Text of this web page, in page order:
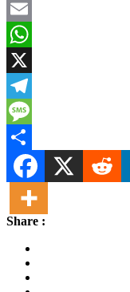
Facebook
Email
WhatsApp
X
Telegram
Message
Share
Share :